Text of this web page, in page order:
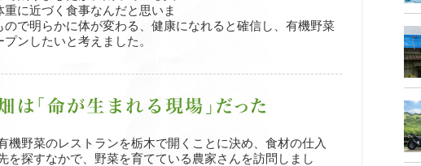
に近づく食事なんだと思いま
で明らかに体が変わる、健康になれると確信し、有機野菜
ンしたいと考えました。
機野菜のレストランを栃木で開くことに決め、食材の仕入
を探すなかで、野菜を育てている農家さんを訪問しまし